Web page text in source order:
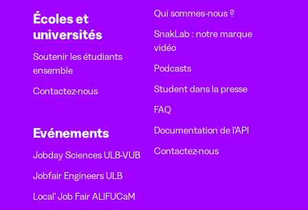
Écoles et
universités
Soutenir les étudiants
ensemble
Contactez-nous
Evénements
Jobday Sciences ULB-VUB
Jobfair Engineers ULB
Local' Job Fair ALIFUCaM
Qui sommes-nous ?
SnakLab : notre marque
vidéo
Podcasts
Student dans la presse
FAQ
Documentation de l'API
Contactez-nous